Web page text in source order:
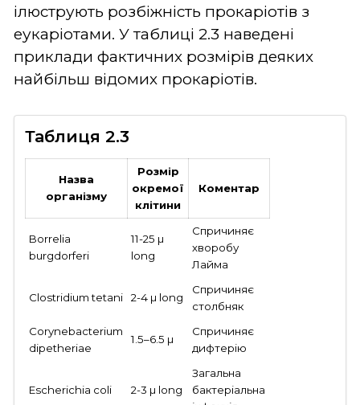
ілюструють розбіжність прокаріотів з
еукаріотами. У таблиці 2.3 наведені
приклади фактичних розмірів деяких
найбільш відомих прокаріотів.
Таблиця 2.3
Назва
організму
Розмір
окремої
клітини
Коментар
Borrelia
burgdorferi
11-25 µ
long
Спричиняє
хворобу
Лайма
Clostridium tetani 2-4 µ long
Спричиняє
столбняк
Corynebacterium
dipetheriae
1.5–6.5 µ
Спричиняє
дифтерію
Escherichia coli 2-3 µ long
Загальна
бактеріальна